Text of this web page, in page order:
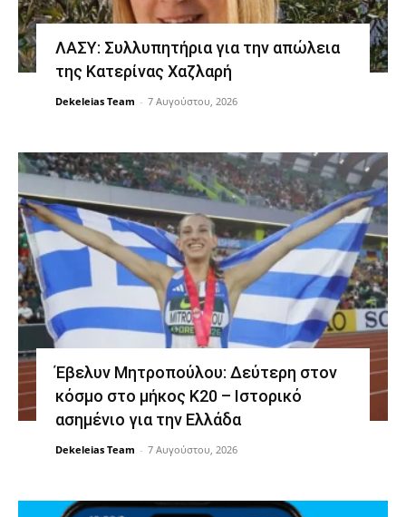
ΛΑΣΥ: Συλλυπητήρια για την απώλεια
της Κατερίνας Χαζλαρή
Dekeleias Team - 7 Αυγούστου, 2026
Έβελυν Μητροπούλου: Δεύτερη στον
κόσμο στο μήκος Κ20 – Ιστορικό
ασημένιο για την Ελλάδα
Dekeleias Team - 7 Αυγούστου, 2026